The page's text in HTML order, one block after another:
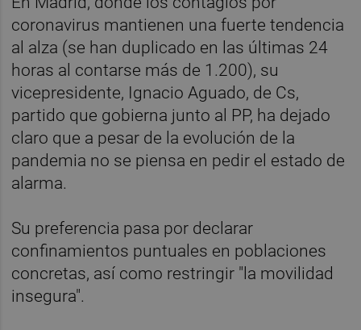
coronavirus mantienen una fuerte tendencia
al alza (se han duplicado en las últimas 24
horas al contarse más de 1.200), su
vicepresidente, Ignacio Aguado, de Cs,
partido que gobierna junto al PP, ha dejado
claro que a pesar de la evolución de la
pandemia no se piensa en pedir el estado de
alarma.
Su preferencia pasa por declarar
confinamientos puntuales en poblaciones
concretas, así como restringir "la movilidad
insegura".